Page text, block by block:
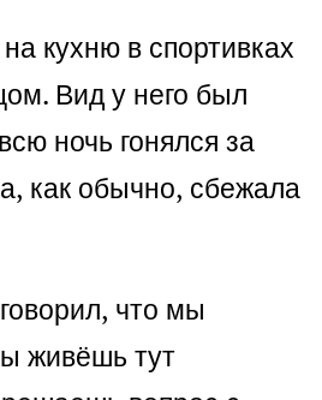
кухню в спортивках
Вид у него был
ночь гонялся за
как обычно, сбежала
что мы
живёшь тут